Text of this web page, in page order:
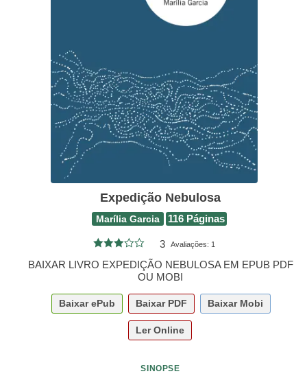
Expedição Nebulosa
Marília Garcia 116 Páginas
3 Avaliações: 1
BAIXAR LIVRO EXPEDIÇÃO NEBULOSA EM EPUB PDF
OU MOBI
Baixar ePub Baixar PDF Baixar Mobi
Ler Online
SINOPSE